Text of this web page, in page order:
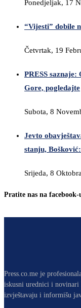
Ponedjeljak, 17
“Vijesti” dobile
Četvrtak, 19
PRESS
Gore, pogledajte
Subota, 8
Jevto
stanju,
Srijeda, 8
Pratite nas na facebook-
Press.co.me je
iskusni urednici i novinari
izvještavaju i informišu